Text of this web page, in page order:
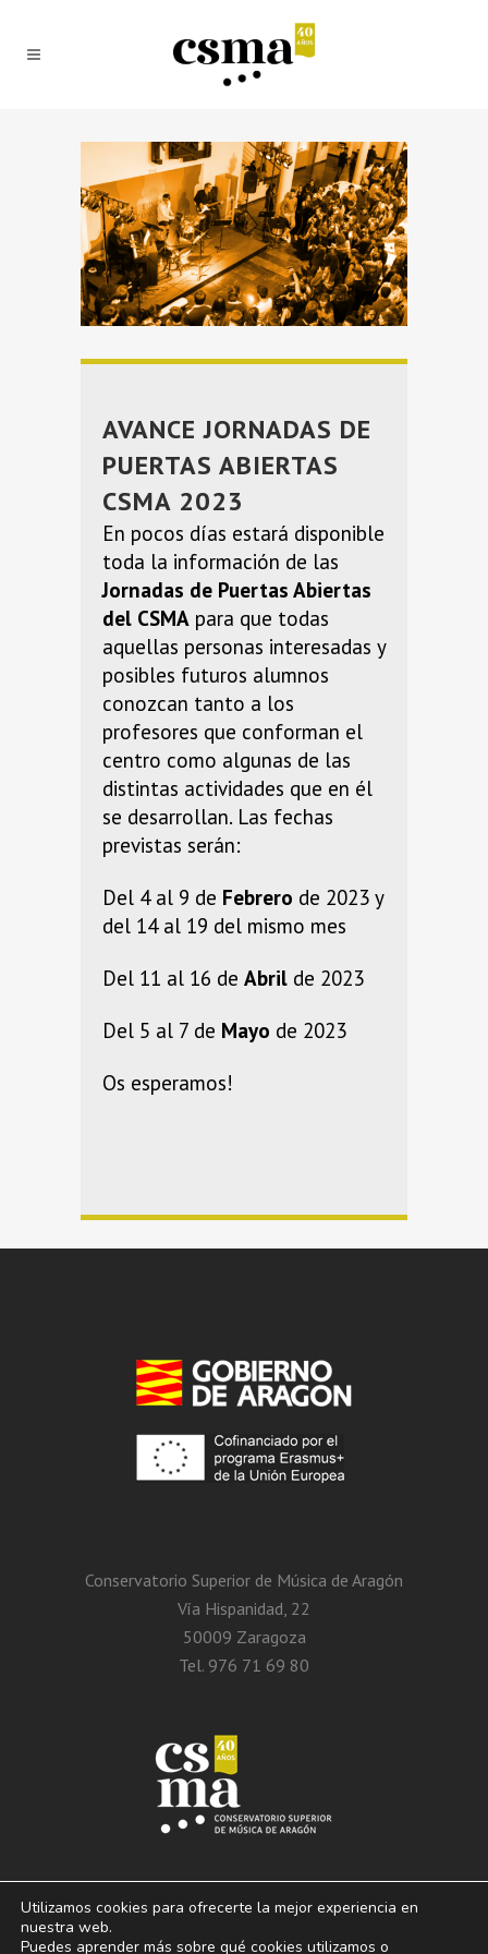
AVANCE JORNADAS DE
PUERTAS ABIERTAS
CSMA 2023
En pocos días estará disponible
toda la información de las
Jornadas de Puertas Abiertas
del CSMA para que todas
aquellas personas interesadas y
posibles futuros alumnos
conozcan tanto a los
profesores que conforman el
centro como algunas de las
distintas actividades que en él
se desarrollan. Las fechas
previstas serán:
Del 4 al 9 de Febrero de 2023 y
del 14 al 19 del mismo mes
Del 11 al 16 de Abril de 2023
Del 5 al 7 de Mayo de 2023
Os esperamos!
Conservatorio Superior de Música de Aragón
Vía Hispanidad, 22
50009 Zaragoza
Tel. 976 71 69 80
© 2013 – 2026. Conservatorio Superior de Música de Aragón. Vía Hispanidad, n.º
Utilizamos cookies para ofrecerte la mejor experiencia en
nuestra web.
Puedes aprender más sobre qué cookies utilizamos o